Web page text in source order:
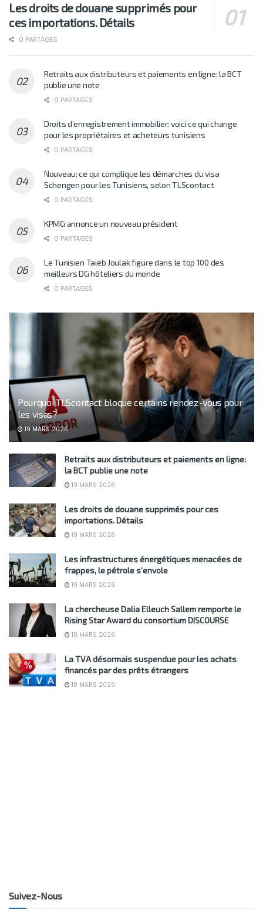
Les droits de douane supprimés pour
ces importations. Détails
0 PARTAGES
Retraits aux distributeurs et paiements en ligne: la BCT
publie une note
0 PARTAGES
Droits d’enregistrement immobilier: voici ce qui change
pour les propriétaires et acheteurs tunisiens
0 PARTAGES
Nouveau: ce qui complique les démarches du visa
Schengen pour les Tunisiens, selon TLScontact
0 PARTAGES
KPMG annonce un nouveau président
0 PARTAGES
Le Tunisien Taieb Joulak figure dans le top 100 des
meilleurs DG hôteliers du monde
0 PARTAGES
Pourquoi TLScontact bloque certains rendez-vous pour
les visas?
19 MARS 2026
Retraits aux distributeurs et paiements en ligne:
la BCT publie une note
19 MARS 2026
Les droits de douane supprimés pour ces
importations. Détails
19 MARS 2026
Les infrastructures énergétiques menacées de
frappes, le pétrole s’envole
19 MARS 2026
La chercheuse Dalia Elleuch Sallem remporte le
Rising Star Award du consortium DISCOURSE
18 MARS 2026
La TVA désormais suspendue pour les achats
financés par des prêts étrangers
18 MARS 2026
Suivez-Nous